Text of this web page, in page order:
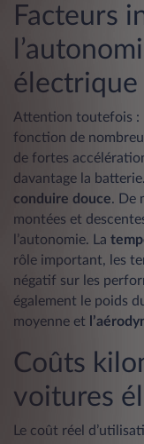
Facteurs
électrique
Attention toutefois :
fonction de
de fortes
davantage la
conduire douce. De
montées et
l’autonomie. La
rôle important, les
négatif sur les
également le poids
moyenne et
Coûts
voitures
Le coût réel